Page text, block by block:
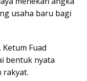
usaha baru bagi
Fuad
bentuk nyata
rakyat.